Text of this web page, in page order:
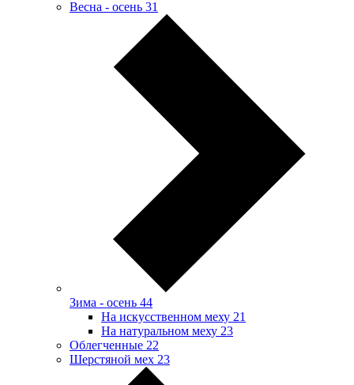
Весна - осень 31
Зима - осень 44
На искусственном меху 21
На натуральном меху 23
Облегченные 22
Шерстяной мех 23